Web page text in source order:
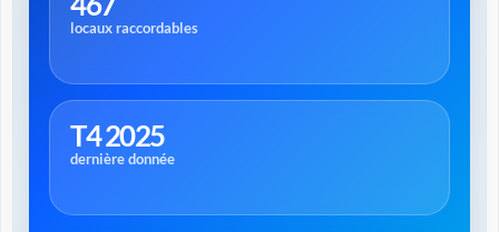
locaux raccordables
T4 2025
dernière donnée